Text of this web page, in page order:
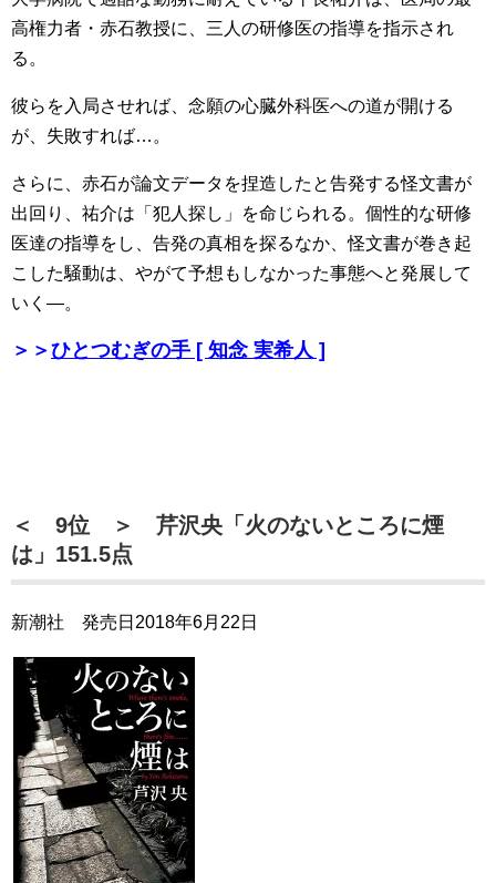
高権力者・赤石教授に、三人の研修医の指導を指示され
る。
彼らを入局させれば、念願の心臓外科医への道が開ける
が、失敗すれば…。
さらに、赤石が論文データを捏造したと告発する怪文書が
出回り、祐介は「犯人探し」を命じられる。個性的な研修
医達の指導をし、告発の真相を探るなか、怪文書が巻き起
こした騒動は、やがて予想もしなかった事態へと発展して
いく―。
＞＞ひとつむぎの手 [ 知念 実希人 ]
＜ 9位 ＞ 芹沢央「火のないところに煙
は」151.5点
新潮社 発売日2018年6月22日